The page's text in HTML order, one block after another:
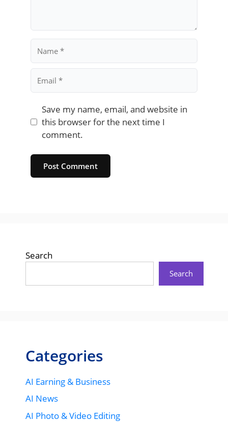
Save my name, email, and website in
this browser for the next time I
comment.
Website
Search
Search
Categories
AI Earning & Business
AI News
AI Photo & Video Editing